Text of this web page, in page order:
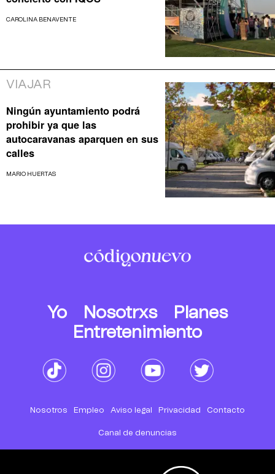
CAROLINA BENAVENTE
VIAJAR
Ningún ayuntamiento podrá
prohibir ya que las
autocaravanas aparquen en sus
calles
MARIO HUERTAS
Yo Nosotrxs
Planes
Entretenimiento
Nosotros Empleo Aviso legal Privacidad Contacto
Canal de denuncias